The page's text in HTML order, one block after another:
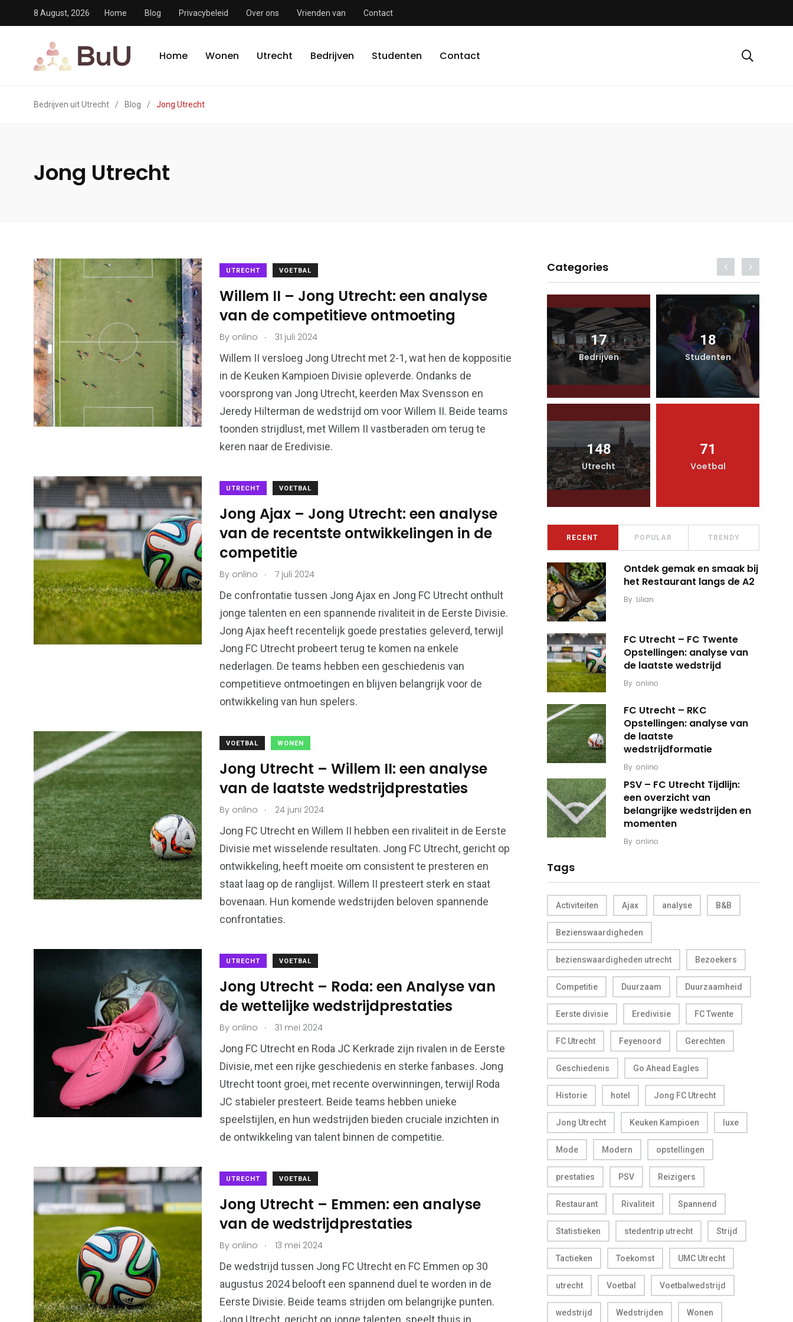
8 August, 2026 Home Blog Privacybeleid Over ons Vrienden van Contact
Home Wonen Utrecht Bedrijven Studenten Contact
Bedrijven uit Utrecht / Blog / Jong Utrecht
Jong Utrecht
UTRECHT VOETBAL
Willem II – Jong Utrecht: een analyse
van de competitieve ontmoeting
By onlino . 31 juli 2024
Willem II versloeg Jong Utrecht met 2-1, wat hen de koppositie
in de Keuken Kampioen Divisie opleverde. Ondanks de
voorsprong van Jong Utrecht, keerden Max Svensson en
Jeredy Hilterman de wedstrijd om voor Willem II. Beide teams
toonden strijdlust, met Willem II vastberaden om terug te
keren naar de Eredivisie.
UTRECHT VOETBAL
Jong Ajax – Jong Utrecht: een analyse
van de recentste ontwikkelingen in de
competitie
By onlino . 7 juli 2024
De confrontatie tussen Jong Ajax en Jong FC Utrecht onthult
jonge talenten en een spannende rivaliteit in de Eerste Divisie.
Jong Ajax heeft recentelijk goede prestaties geleverd, terwijl
Jong FC Utrecht probeert terug te komen na enkele
nederlagen. De teams hebben een geschiedenis van
competitieve ontmoetingen en blijven belangrijk voor de
ontwikkeling van hun spelers.
VOETBAL WONEN
Jong Utrecht – Willem II: een analyse
van de laatste wedstrijdprestaties
By onlino . 24 juni 2024
Jong FC Utrecht en Willem II hebben een rivaliteit in de Eerste
Divisie met wisselende resultaten. Jong FC Utrecht, gericht op
ontwikkeling, heeft moeite om consistent te presteren en
staat laag op de ranglijst. Willem II presteert sterk en staat
bovenaan. Hun komende wedstrijden beloven spannende
confrontaties.
UTRECHT VOETBAL
Jong Utrecht – Roda: een Analyse van
de wettelijke wedstrijdprestaties
By onlino . 31 mei 2024
Jong FC Utrecht en Roda JC Kerkrade zijn rivalen in de Eerste
Divisie, met een rijke geschiedenis en sterke fanbases. Jong
Utrecht toont groei, met recente overwinningen, terwijl Roda
JC stabieler presteert. Beide teams hebben unieke
speelstijlen, en hun wedstrijden bieden cruciale inzichten in
de ontwikkeling van talent binnen de competitie.
UTRECHT VOETBAL
Jong Utrecht – Emmen: een analyse
van de wedstrijdprestaties
By onlino . 13 mei 2024
De wedstrijd tussen Jong FC Utrecht en FC Emmen op 30
augustus 2024 belooft een spannend duel te worden in de
Eerste Divisie. Beide teams strijden om belangrijke punten.
Jong Utrecht, gericht op jonge talenten, speelt thuis in
Categories
17
Bedrijven
18
Studenten
71
Wonen
17
Bedrijven
18
Studenten
148
Utrecht
71
Voetbal
RECENT POPULAR TRENDY
Ontdek gemak en smaak bij
het Restaurant langs de A2
By Lilian
FC Utrecht – FC Twente
Opstellingen: analyse van
de laatste wedstrijd
By onlino
FC Utrecht – RKC
Opstellingen: analyse van
de laatste
wedstrijdformatie
By onlino
PSV – FC Utrecht Tijdlijn:
een overzicht van
belangrijke wedstrijden en
momenten
By onlino
Tags
Activiteiten Ajax analyse B&B
Bezienswaardigheden
bezienswaardigheden utrecht Bezoekers
Competitie Duurzaam Duurzaamheid
Eerste divisie Eredivisie FC Twente
FC Utrecht Feyenoord Gerechten
Geschiedenis Go Ahead Eagles
Historie hotel Jong FC Utrecht
Jong Utrecht Keuken Kampioen luxe
Mode Modern opstellingen
prestaties PSV Reizigers
Restaurant Rivaliteit Spannend
Statistieken stedentrip utrecht Strijd
Tactieken Toekomst UMC Utrecht
utrecht Voetbal Voetbalwedstrijd
wedstrijd Wedstrijden Wonen